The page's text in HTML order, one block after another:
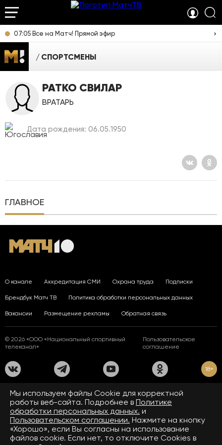
07:05 Все на Матч! Прямой эфир
СПОРТСМЕНЫ
РАТКО СВИЛАР
ВРАТАРЬ
Дата рождения: 06.05.1950
ГЛАВНОЕ
О канале Аккредитация СМИ Охрана труда Подписки
Брендбук Матч ТВ Политика обработки персональных данных
Вакансии Размещение рекламы Обратная связь
© 2026 «ООО «Национальный спортивный
телеканал»
Пользовательское
соглашение
18+
На сайте применяются рекомендательные технологии. Подробнее
Правилах применения рекомендательных технологий.
Средство массовой информации сетевое издание «www.matchtv.ru»
зарегистрировано Федеральной службой по надзору в сфере связи,
информационных технологий и массовых коммуникаций (Роскомнадзор).
Свидетельство о регистрации средства массовой информации ЭЛ № ФС 77 - 72390
от 28.02.2018. Название — www.matchtv.ru.
Учредитель (соучредители) СМИ сетевого издания «www.matchtv.ru»: ООО
Мы используем файлы Сookie для корректной
работы веб-сайта. Подробнее в Политике
обработки персональных данных. и
Пользовательском соглашении. Нажмите на кнопку
«Хорошо», если Вы согласны на использование
файлов cookie. Если нет, то отключите Cookies в